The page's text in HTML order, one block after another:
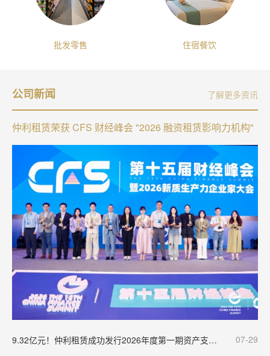
批发零售 住宿餐饮
公司新闻 了解更多资讯
仲利租赁荣获 CFS 财经峰会 "2026 融资租赁影响力机构"
9.32亿元！仲利租赁成功发行2026年度第一期资产支持票据（ABN） 07-29